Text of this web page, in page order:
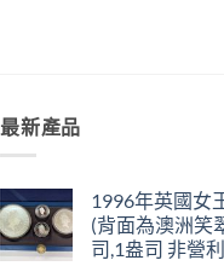
最新產品
1996年英國女
(背面為澳洲笑
司,1盎司 非營